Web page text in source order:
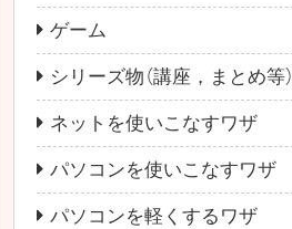
ゲーム
シリーズ物（講座，まとめ等）
ネットを使いこなすワザ
パソコンを使いこなすワザ
パソコンを軽くするワザ